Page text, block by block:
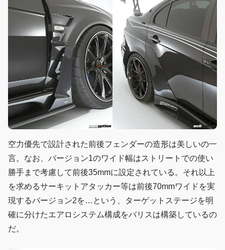
空力優先で設計された前後フェンダーの造形は美しいの一
言。なお、バージョン1のワイド幅はストリートでの使い
勝手まで考慮して前後35mmに設定されている。それ以上
を求めるサーキットアタッカー等は前後70mmワイドを実
現するバージョン2を…という、ターゲットステージを明
確に分けたエアロシステム構成をバリスは構築しているの
だ。